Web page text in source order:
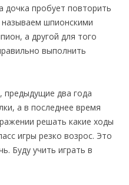
дочка пробует повторить
шпионскими
а другой для того
выполнить
два года
а в последнее время
решать какие ходы
игры резко возрос. Это
Буду учить играть в